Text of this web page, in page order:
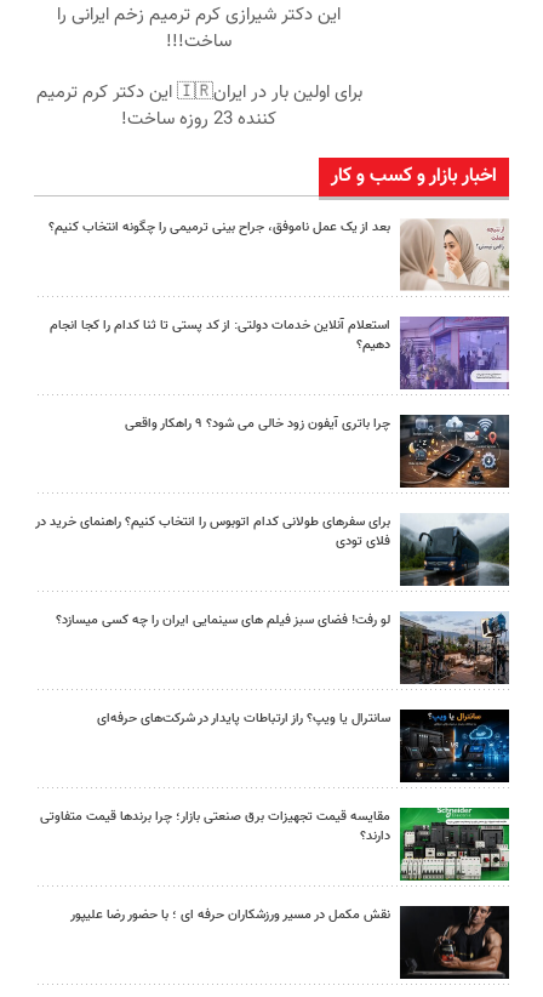
این دکتر شیرازی کرم ترمیم زخم ایرانی را
ساخت!!!
برای اولین بار در ایران🇮🇷 این دکتر کرم ترمیم
کننده 23 روزه ساخت!
اخبار بازار و کسب و کار
بعد از یک عمل ناموفق، جراح بینی ترمیمی را چگونه انتخاب کنیم؟
استعلام آنلاین خدمات دولتی: از کد پستی تا ثنا کدام را کجا انجام
دهیم؟
چرا باتری آیفون زود خالی می شود؟ ۹ راهکار واقعی
برای سفرهای طولانی کدام اتوبوس را انتخاب کنیم؟ راهنمای خرید در
فلای تودی
لو رفت! فضای سبز فیلم های سینمایی ایران را چه کسی میسازد؟
سانترال یا ویپ؟ راز ارتباطات پایدار در شرکت‌های حرفه‌ای
مقایسه قیمت تجهیزات برق صنعتی بازار؛ چرا برندها قیمت متفاوتی
دارند؟
نقش مکمل در مسیر ورزشکاران حرفه ای ؛ با حضور رضا علیپور